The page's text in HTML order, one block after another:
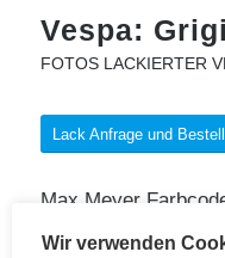
Vespa:
FOTOS LACKIERTER
Lack Anfrage und
Max Meyer
Wir verwenden